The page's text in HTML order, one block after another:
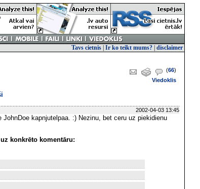
Tavs cietnis Ir ko teikt mums? disclaimer
(66)
Viedoklis
2002-04-03 13:45
kapnjutelpaa. :) Nezinu, bet ceru uz piekidienu
konkrēto komentāru: